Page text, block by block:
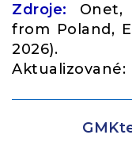
Zdroje: Onet,
from Poland,
2026).
Aktualizované: